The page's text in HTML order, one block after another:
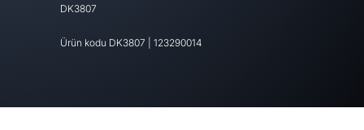
DK3807
Ürün kodu DK3807 123290014